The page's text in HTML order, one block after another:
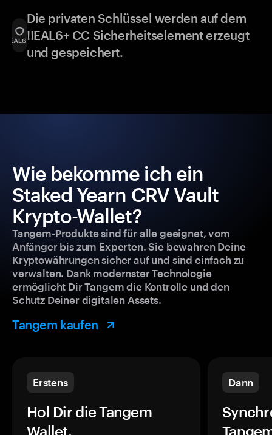
Die privaten Schlüssel werden auf dem
!!EAL6+ CC Sicherheitselement erzeugt
und gespeichert.
Wie bekomme ich ein
Staked Yearn CRV Vault
Krypto-Wallet?
Tangem-Produkte sind für alle geeignet, vom
Anfänger bis zum Experten. Sie bewahren Deine
Kryptowährungen sicher auf und sind einfach zu
verwalten. Dank modernster Technologie
ermöglicht Dir Tangem die Kontrolle und den
Schutz Deiner digitalen Assets.
Tangem kaufen
Erstens
Hol Dir die Tangem
Wallet.
Dann